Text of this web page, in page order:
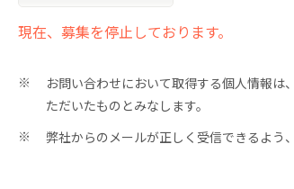
現在、募集を停止しております。
お問い合わせにおいて取得する個人情報
ただいたものとみなします。
弊社からのメールが正しく受信できるよう